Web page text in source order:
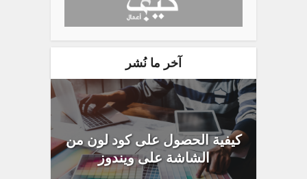
آخر ما نُشر
كيفية الحصول على كود لون من
الشاشة على ويندوز